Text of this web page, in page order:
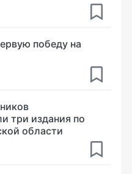
победу на
три издания по
области